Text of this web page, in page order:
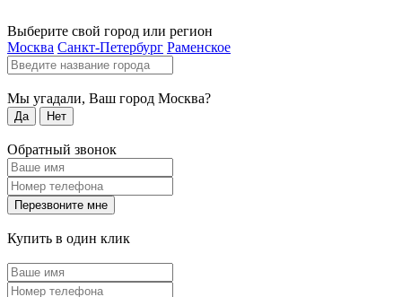
Выберите свой город или регион
Москва Санкт-Петербург Раменское
Мы угадали, Ваш город Москва?
Да Нет
Обратный звонок
Перезвоните мне
Купить в один клик